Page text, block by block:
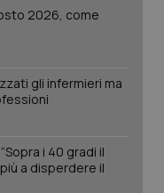
2026, come
gli infermieri ma
i 40 gradi il
a disperdere il